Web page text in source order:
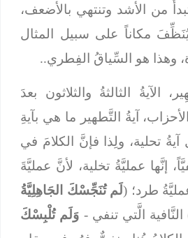
من الأشد وتنتهي بالأضعف،
مكاناً على سبيل المثال
وهذا هو السِّياقُ الفِطري..
الآيةُ الثالثةُ والثلاثون بعدَ
آيةُ التَّطهير ما هي بآيةِ
آيةُ تحلية، ولِذا فإنَّ الكلامَ في
إنَّها عمليَّةُ تخلية، لأنَّ عمليَّةَ
طرد؛ ( لَم تُنَجِّسْكَ الجَاهِلِيَّةُ
الَّتي تنفي - وَلَم تُلْبِسْكَ